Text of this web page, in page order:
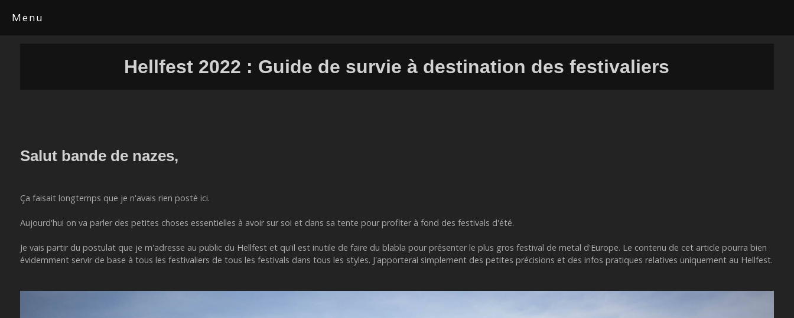
Menu
Hellfest 2022 : Guide de survie à destination des festivaliers
Salut bande de nazes,
Ça faisait longtemps que je n'avais rien posté ici.
Aujourd'hui on va parler des petites choses essentielles à avoir sur soi et dans sa tente pour profiter à fond des festivals d'été.
Je vais partir du postulat que je m'adresse au public du Hellfest et qu'il est inutile de faire du blabla pour présenter le plus gros festival de metal d'Europe. Le contenu de cet article pourra bien
évidemment servir de base à tous les festivaliers de tous les festivals dans tous les styles. J'apporterai simplement des petites précisions et des infos pratiques relatives uniquement au Hellfest.